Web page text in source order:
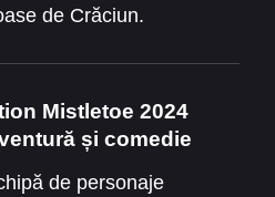
de Crăciun.
Mistletoe 2024
și comedie
de personaje